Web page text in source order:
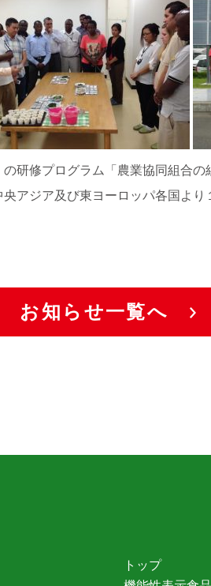
研修プログラム「農業協同組合
アジア及び東ヨーロッパ各国より
お知らせ一覧へ
トップ